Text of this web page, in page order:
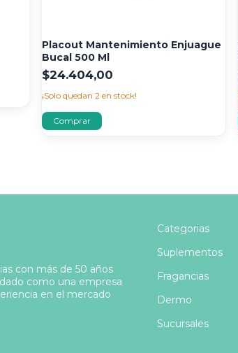
Placout Mantenimiento Enjuague
Bucal 500 Ml
$24.404,00
¡Solo quedan 2 en stock!
con más de 50 años
como una empresa
en el mercado
Categorias
Suplementos
Fragancias
Dermo
Sucursales